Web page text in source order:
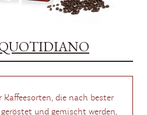
Kaffeesorten, die nach bester
und gemischt werden,